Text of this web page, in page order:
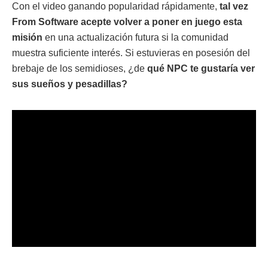
Con el video ganando popularidad rápidamente, tal vez
From Software acepte volver a poner en juego esta
misión en una actualización futura si la comunidad
muestra suficiente interés. Si estuvieras en posesión del
brebaje de los semidioses, ¿de qué NPC te gustaría ver
sus sueños y pesadillas?